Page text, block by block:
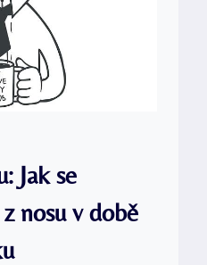
Jak se
nosu v době